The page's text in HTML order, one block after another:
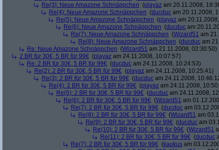
Re(3): Neue Amazone Schnäppchen (playaz am 20.11.2008,
Re(4): Neue Amazone Schnäppchen (ducduc am 20.11.2008,
Re(5): Neue Amazone Schnäppchen (playaz am
Re(6): Neue Amazone Schnäppchen (ducduc am
Re(7): Neue Amazone Schnäppchen (Wizard51 am
Re(8): Neue Amazone Schnäppchen (ducduc am
Re: Neue Amazone Schnäppchen (Wizard51 am 21.11.2008, 02:30:50)
2 BR für 30€, 5 BR für 99€ (playaz am 24.11.2008, 10:07:57)
Re: 2 BR für 30€, 5 BR für 99€ (ducduc am 24.11.2008, 10:24:53)
Re(2): 2 BR für 30€, 5 BR für 99€ (playaz am 24.11.2008, 10:25:41)
Re(3): 2 BR für 30€, 5 BR für 99€ (ducduc am 24.11.2008,
Re(4): 2 BR für 30€, 5 BR für 99€ (playaz am 24.11.2008,
Re(5): 2 BR für 30€, 5 BR für 99€ (ducduc am 24.11.2008,
Re(6): 2 BR für 30€, 5 BR für 99€ (Wizard51 am
Re(7): 2 BR für 30€, 5 BR für 99€ (ducduc am
Re(8): 2 BR für 30€, 5 BR für 99€ (Wizard51 am
Re(9): 2 BR für 30€, 5 BR für 99€ (ducduc am
Re(10): 2 BR für 30€, 5 BR für 99€ (Wizard51
Re(11): 2 BR für 30€, 5 BR für 99€ (ducduc
Re(7): 2 BR für 30€, 5 BR für 99€ (kaukus am